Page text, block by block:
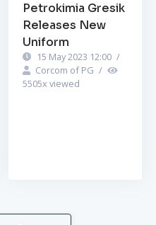
Petrokimia Gresik
Releases New
Uniform
15 May 2023 12:00 /
Corcom of PG /
5505x viewed